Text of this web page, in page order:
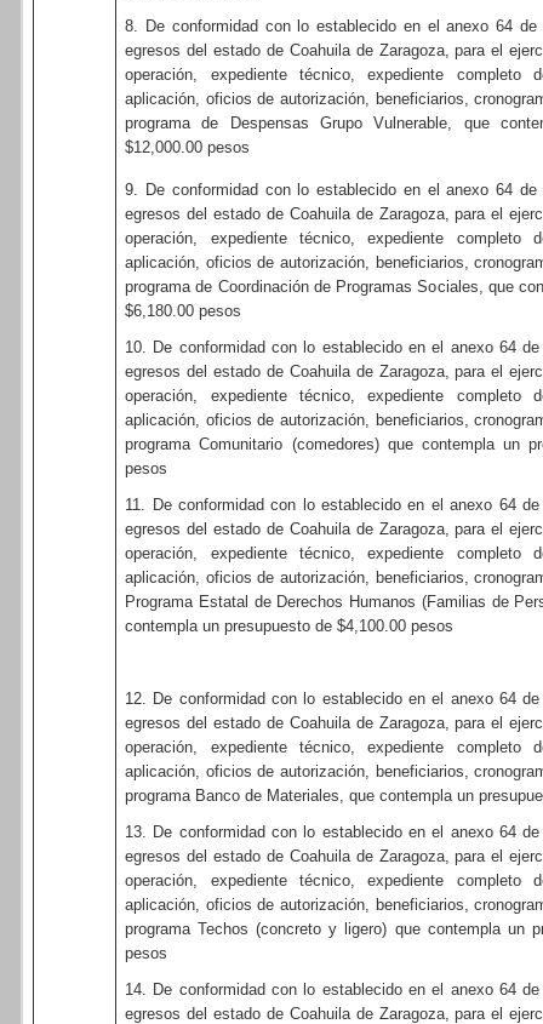
8. De conformidad con lo establecido en el anexo 64
egresos del estado de Coahuila de Zaragoza, para el
operación, expediente técnico, expediente completo
aplicación, oficios de autorización, beneficiarios,
programa de Despensas Grupo Vulnerable, que
$12,000.00 pesos
9. De conformidad con lo establecido en el anexo 64
egresos del estado de Coahuila de Zaragoza, para el
operación, expediente técnico, expediente completo
aplicación, oficios de autorización, beneficiarios,
programa de Coordinación de Programas Sociales, que
$6,180.00 pesos
10. De conformidad con lo establecido en el anexo 64
egresos del estado de Coahuila de Zaragoza, para el
operación, expediente técnico, expediente completo
aplicación, oficios de autorización, beneficiarios,
programa Comunitario (comedores) que contempla un
pesos
11. De conformidad con lo establecido en el anexo 64
egresos del estado de Coahuila de Zaragoza, para el
operación, expediente técnico, expediente completo
aplicación, oficios de autorización, beneficiarios,
Programa Estatal de Derechos Humanos (Familias de
contempla un presupuesto de $4,100.00 pesos
12. De conformidad con lo establecido en el anexo 64
egresos del estado de Coahuila de Zaragoza, para el
operación, expediente técnico, expediente completo
aplicación, oficios de autorización, beneficiarios,
programa Banco de Materiales, que contempla un
13. De conformidad con lo establecido en el anexo 64
egresos del estado de Coahuila de Zaragoza, para el
operación, expediente técnico, expediente completo
aplicación, oficios de autorización, beneficiarios,
programa Techos (concreto y ligero) que contempla un
pesos
14. De conformidad con lo establecido en el anexo 64
egresos del estado de Coahuila de Zaragoza, para el